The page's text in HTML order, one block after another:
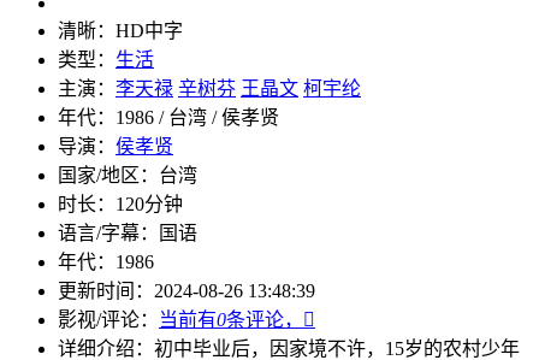
清晰： HD中字
类型： 生活
主演： 李天禄 辛树芬 王晶文 柯宇纶
年代： 1986 / 台湾 / 侯孝贤
导演： 侯孝贤
国家/地区： 台湾
时长： 120分钟
语言/字幕：
国语
年代： 1986
更新时间： 2024-08-26 13:48:39
影视/评论：
当前有0条评论，

详细介绍： 初中毕业后，因家境不许，15岁的农村少年